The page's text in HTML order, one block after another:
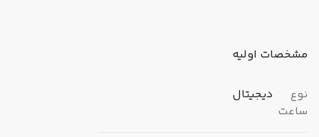
مچ دستتان در هر فضا و خیابانی به همراه
انتخابی جسورانه و گزینه ای دقیق خواهد
بود. این طرح‌های هوشمندانه خیابانی که
مشخصات اولیه
نوع
ساعت
دیجیتال